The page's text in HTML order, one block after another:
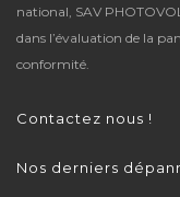
national, SAV
dans l’évaluation de la
conformité.
Contactez nous !
Nos derniers